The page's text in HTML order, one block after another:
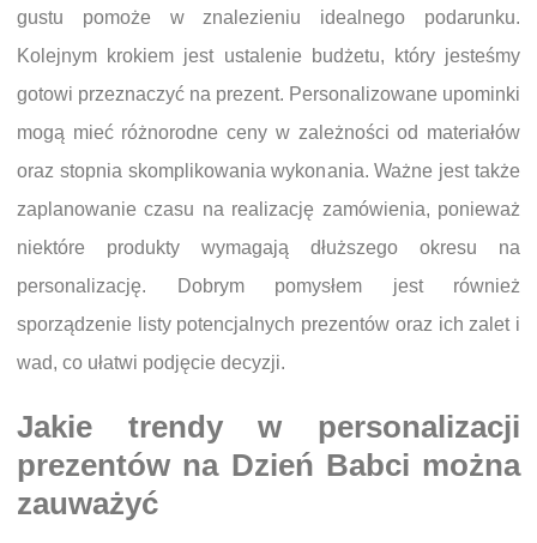
gustu pomoże w znalezieniu idealnego podarunku.
Kolejnym krokiem jest ustalenie budżetu, który jesteśmy
gotowi przeznaczyć na prezent. Personalizowane upominki
mogą mieć różnorodne ceny w zależności od materiałów
oraz stopnia skomplikowania wykonania. Ważne jest także
zaplanowanie czasu na realizację zamówienia, ponieważ
niektóre produkty wymagają dłuższego okresu na
personalizację. Dobrym pomysłem jest również
sporządzenie listy potencjalnych prezentów oraz ich zalet i
wad, co ułatwi podjęcie decyzji.
Jakie trendy w personalizacji
prezentów na Dzień Babci można
zauważyć